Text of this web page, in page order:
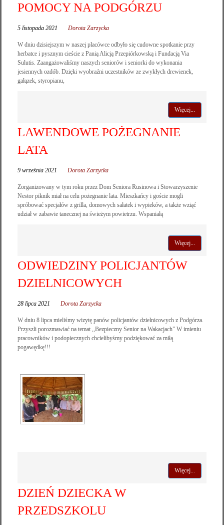
POMOCY NA PODGÓRZU
5 listopada 2021 Dorota Zarzycka
W dniu dzisiejszym w naszej placówce odbyło się cudowne spotkanie przy
herbatce i pysznym cieście z Panią Alicją Przepiórkowską i Fundacją Via
Sulutis. Zaangażowaliśmy naszych seniorów i seniorki do wykonania
jesiennych ozdób. Dzięki wyobraźni uczestników ze zwykłych drewienek,
gałązek, styropianu,
Więcej...
LAWENDOWE POŻEGNANIE
LATA
9 września 2021 Dorota Zarzycka
Zorganizowany w tym roku przez Dom Seniora Rusinowa i Stowarzyszenie
Nestor piknik miał na celu pożegnanie lata. Mieszkańcy i goście mogli
spróbować specjałów z grilla, domowych sałatek i wypieków, a także wziąć
udział w zabawie tanecznej na świeżym powietrzu. Wspaniałą
Więcej...
ODWIEDZINY POLICJANTÓW
DZIELNICOWYCH
28 lipca 2021 Dorota Zarzycka
W dniu 8 lipca mieliśmy wizytę panów policjantów dzielnicowych z Podgórza.
Przyszli porozmawiać na temat ,,Bezpieczny Senior na Wakacjach” W imieniu
pracowników i podopiecznych chcielibyśmy podziękować za miłą
pogawędkę!!!
Więcej...
DZIEŃ DZIECKA W
PRZEDSZKOLU